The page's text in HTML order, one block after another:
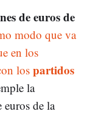
de euros de
modo que va
en los
los partidos
la
euros de la